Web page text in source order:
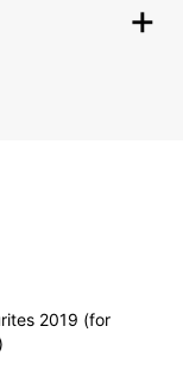
2019 (for